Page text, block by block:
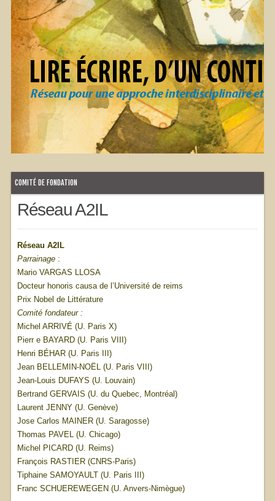
COMITÉ DE FONDATION
Réseau A2IL
Réseau A2IL
Parrainage:
Mario VARGAS LLOSA
Docteur honoris causa de l’Université de reims
Prix Nobel de Littérature
Comité fondateur :
Michel ARRIVÉ (U. Paris X)
Pierr e BAYARD (U. Paris VIII)
Henri BÉHAR (U. Paris III)
Jean BELLEMIN-NOËL (U. Paris VIII)
Jean-Louis DUFAYS (U. Louvain)
Bertrand GERVAIS (U. du Quebec, Montréal)
Laurent JENNY (U. Genève)
Jose Carlos MAINER (U. Saragosse)
Thomas PAVEL (U. Chicago)
Michel PICARD (U. Reims)
François RASTIER (CNRS-Paris)
Tiphaine SAMOYAULT (U. Paris III)
Franc SCHUEREWEGEN (U. Anvers-Nimègue)